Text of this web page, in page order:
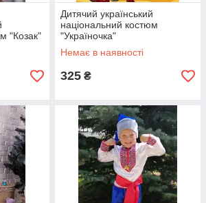
"Козак"
Дитячий український
національний костюм
"Україночка"
Немає в наявності
325 ₴